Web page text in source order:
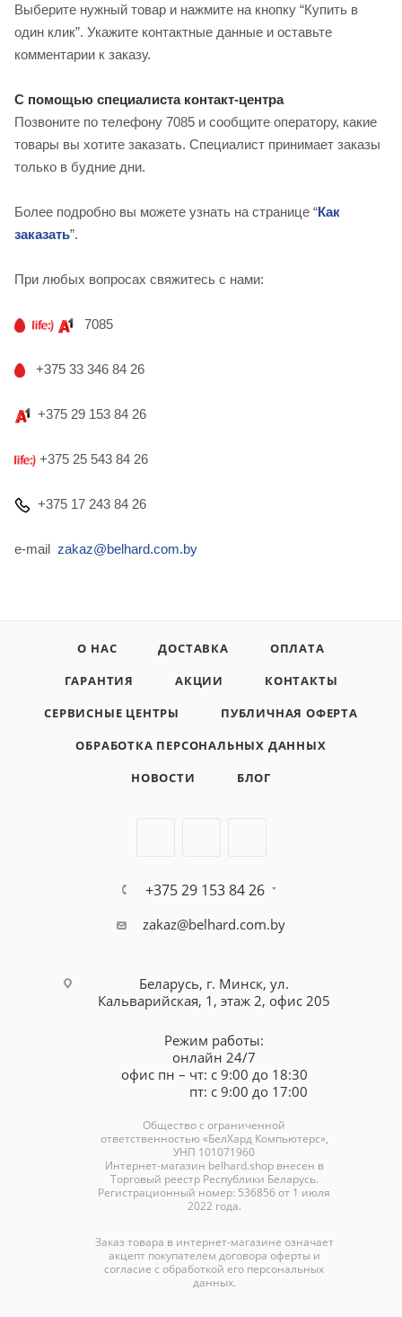
Выберите нужный товар и нажмите на кнопку “Купить в
один клик”. Укажите контактные данные и оставьте
комментарии к заказу.
С помощью специалиста контакт-центра
Позвоните по телефону 7085 и сообщите оператору, какие
товары вы хотите заказать. Специалист принимает заказы
только в будние дни.
Более подробно вы можете узнать на странице “Как
заказать”.
При любых вопросах свяжитесь с нами:
7085
+375 33 346 84 26
+375 29 153 84 26
+375 25 543 84 26
+375 17 243 84 26
e-mail zakaz@belhard.com.by
О НАС ДОСТАВКА
ОПЛАТА
ГАРАНТИЯ
АКЦИИ
КОНТАКТЫ
СЕРВИСНЫЕ ЦЕНТРЫ
ПУБЛИЧНАЯ ОФЕРТА
ОБРАБОТКА ПЕРСОНАЛЬНЫХ ДАННЫХ
НОВОСТИ
БЛОГ
+375 29 153 84 26
zakaz@belhard.com.by
Беларусь, г. Минск, ул.
Кальварийская, 1, этаж 2, офис 205
Режим работы:
онлайн 24/7
офис пн – чт: с 9:00 до 18:30
пт: с 9:00 до 17:00
Общество с ограниченной
ответственностью «БелХард Компьютерс»,
УНП 101071960
Интернет-магазин belhard.shopвнесен в
Торговый реестр Республики Беларусь.
Регистрационный номер: 536856 от 1 июля
2022 года.
Заказ товара в интернет-магазине означает
акцепт покупателем договора оферты и
согласие с обработкой его персональных
данных.